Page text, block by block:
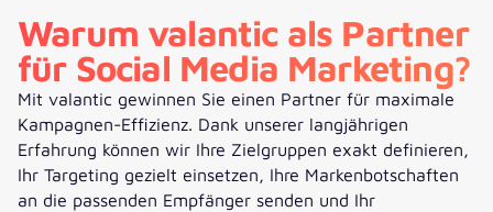
Warum valantic als Partner
für Social Media Marketing?
Mit valantic gewinnen Sie einen Partner für maximale
Kampagnen-Effizienz. Dank unserer langjährigen
Erfahrung können wir Ihre Zielgruppen exakt definieren,
Ihr Targeting gezielt einsetzen, Ihre Markenbotschaften
an die passenden Empfänger senden und Ihr